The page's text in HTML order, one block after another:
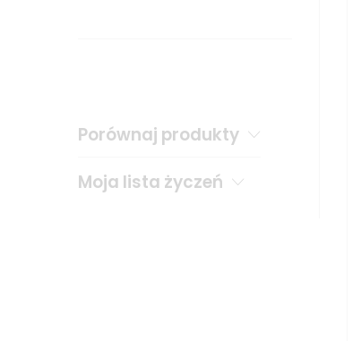
Porównaj produkty
Moja lista życzeń